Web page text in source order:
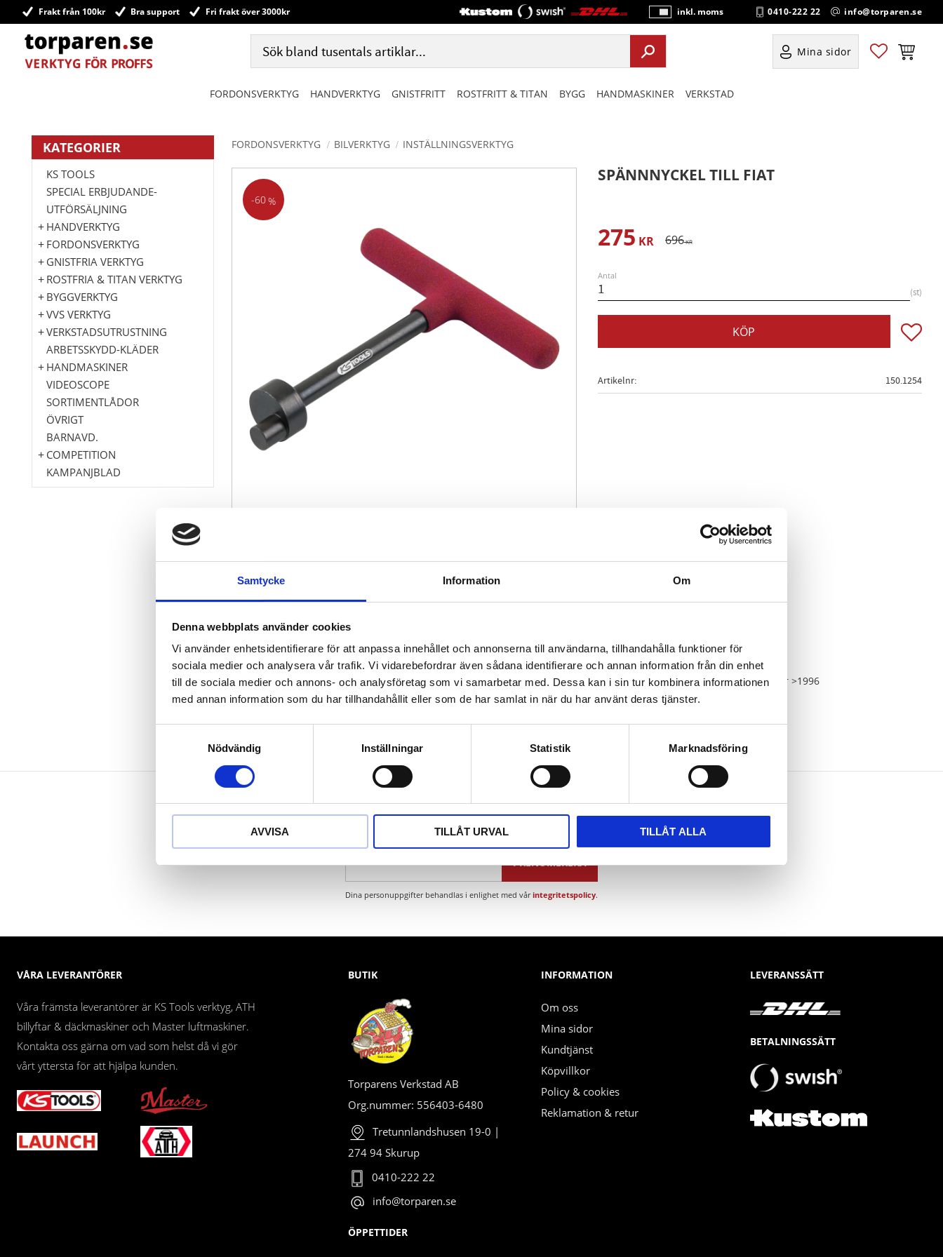
Samtycke Information Om
Denna webbplats använder cookies
Vi använder enhetsidentifierare för att anpassa innehållet och annonserna till användarna, tillhandahålla funktioner för
sociala medier och analysera vår trafik. Vi vidarebefordrar även sådana identifierare och annan information från din enhet
till de sociala medier och annons- och analysföretag som vi samarbetar med. Dessa kan i sin tur kombinera informationen
med annan information som du har tillhandahållit eller som de har samlat in när du har använt deras tjänster.
Nödvändig
Inställningar Statistik Marknadsföring
AVVISA TILLÅT URVAL TILLÅT ALLA
Frakt från 100kr Bra support Fri frakt över 3000kr
P
ri
s
e
vi
inkl. moms 0410-222 22 info@torparen.se
Mina sidor Favoriter
FORDONSVERKTYG HANDVERKTYG GNISTFRITT ROSTFRITT & TITAN BYGG HANDMASKINER VERKSTAD
FORDONSVERKTYG BILVERKTYG INSTÄLLNINGSVERKTYG
SPÄNNNYCKEL TILL FIAT
60%
Nedsatt pris:
275 KR Ordinarie pris:
696KR
Antal
st
KÖP Lägg
Artikelnr 150.1254
lämplig för montering och demontering av kamremmen
för inställning av kuggremsspänningen på spännrullen
Olämpligt för balanseringsremmar
med plastbelagt handtag
Krom vanadium
Användningsområden: FiatBrava. Bravo och Marea med 1.8L 16V motorer >1996.FiatBarchetta Coupe 1.8L 16V motor >1996
KATEGORIER
KS TOOLS
SPECIAL ERBJUDANDE-
UTFÖRSÄLJNING
HANDVERKTYG
FORDONSVERKTYG
GNISTFRIA VERKTYG
ROSTFRIA & TITAN VERKTYG
BYGGVERKTYG
VVS VERKTYG
VERKSTADSUTRUSTNING
ARBETSSKYDD-KLÄDER
HANDMASKINER
VIDEOSCOPE
SORTIMENTLÅDOR
ÖVRIGT
BARNAVD.
COMPETITION
KAMPANJBLAD
Nyhetsbrev
PRENUMERERA
Dina personuppgifter behandlas i enlighet med vårintegritetspolicy.
VÅRA LEVERANTÖRER
Våra främsta leverantörer är KS Tools verktyg, ATH
billyftar & däckmaskiner och Master luftmaskiner.
Kontakta oss gärna om vad som helst då vi gör
vårt yttersta för att hjälpa kunden.
BUTIK
Torparens Verkstad AB
Org.nummer: 556403-6480
Tretunnlandshusen 19-0 |
274 94 Skurup
0410-222 22
info@torparen.se
ÖPPETTIDER
INFORMATION
Om oss
Mina sidor
Kundtjänst
Köpvillkor
Policy & cookies
Reklamation & retur
LEVERANSSÄTT
BETALNINGSSÄTT